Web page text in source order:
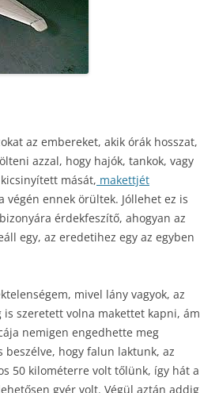
az embereket, akik órák hosszat,
azzal, hogy hajók, tankok, vagy
mását, makettjét
végén ennek örültek. Jóllehet ez is
érdekfeszítő, ahogyan az
egy, az eredetihez egy az egyben
mivel lány vagyok, az
szeretett volna makettet kapni, ám
nemigen engedhette meg
beszélve, hogy falun laktunk, az
50 kilométerre volt tőlünk, így hát a
gyér volt. Végül aztán addig